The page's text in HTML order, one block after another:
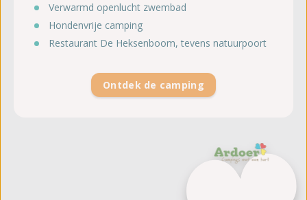
Verwarmd openlucht zwembad
Hondenvrije camping
Restaurant De Heksenboom, tevens natuurpoort
Ontdek de camping